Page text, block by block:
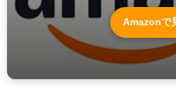
Amazonで